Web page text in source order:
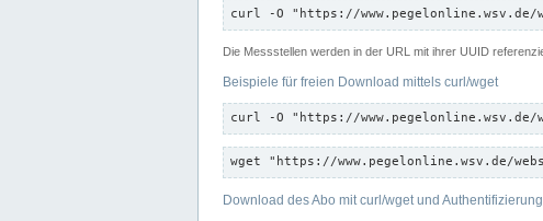
curl -O "https://www.pegelonline.wsv.de/
Die Messstellen werden in der URL mit ihrer UUID
Beispiele für freien Download mittels curl/wget
curl -O "https://www.pegelonline.wsv.de/
wget "https://www.pegelonline.wsv.de/
Download des Abo mit curl/wget und Authentifizierung